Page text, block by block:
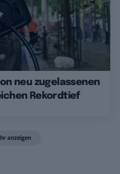
neu zugelassenen
Rekordtief
anzeigen